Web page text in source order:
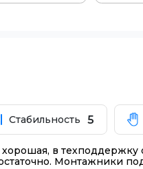
Стабильность 5
в
Монтажники